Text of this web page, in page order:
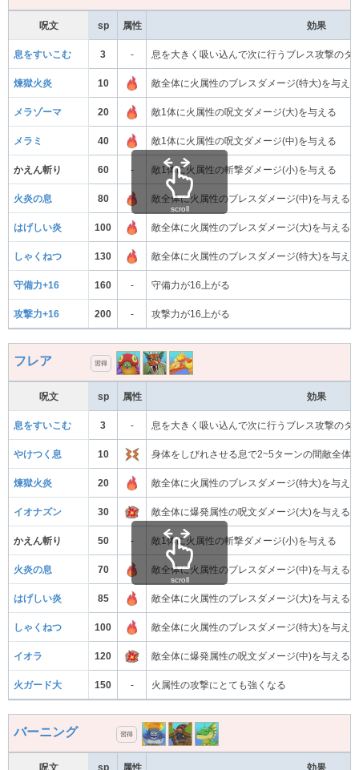
呪文 sp 属性 効果
息をすいこむ 3 - 息を大きく吸い込んで次に行うブレス攻撃のダ
煉獄火炎 10 敵全体に火属性のブレスダメージ(特大)を与え
メラゾーマ 20 敵1体に火属性の呪文ダメージ(大)を与える
メラミ 40 敵1体に火属性の呪文ダメージ(中)を与える
かえん斬り 60 - 敵1体に火属性の斬撃ダメージ(小)を与える
火炎の息 80 敵全体に火属性のブレスダメージ(中)を与える
はげしい炎 100 敵全体に火属性のブレスダメージ(大)を与える
しゃくねつ 130 敵全体に火属性のブレスダメージ(特大)を与える
守備力+16 160 - 守備力が16上がる
攻撃力+16 200 - 攻撃力が16上がる
scroll
フレア 習得
呪文 sp 属性 効果
息をすいこむ 3 - 息を大きく吸い込んで次に行うブレス攻撃のダ
やけつく息 10 身体をしびれさせる息で2~5ターンの間敵全体
煉獄火炎 20 敵全体に火属性のブレスダメージ(特大)を与え
イオナズン 30 敵全体に爆発属性の呪文ダメージ(大)を与える
かえん斬り 50 - 敵1体に火属性の斬撃ダメージ(小)を与える
火炎の息 70 敵全体に火属性のブレスダメージ(中)を与える
はげしい炎 85 敵全体に火属性のブレスダメージ(大)を与える
しゃくねつ 100 敵全体に火属性のブレスダメージ(特大)を与える
イオラ 120 敵全体に爆発属性の呪文ダメージ(中)を与える
火ガード大 150 - 火属性の攻撃にとても強くなる
scroll
バーニング 習得
呪文 sp 属性 効果